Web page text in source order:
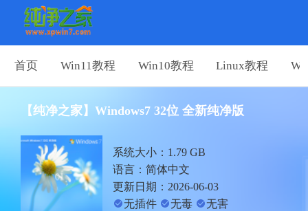
首页 Win11教程 Win10教程 Linux教程
【纯净之家】Windows7 32位 全新纯净版
系统大小：1.79 GB
语言：简体中文
更新日期：2026-06-03
无插件
无毒 无害